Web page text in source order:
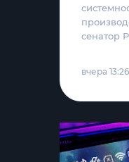
сенатор
вчера 13:26